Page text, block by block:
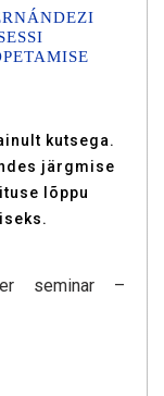
kutsega.
järgmise
lõppu
seminar –